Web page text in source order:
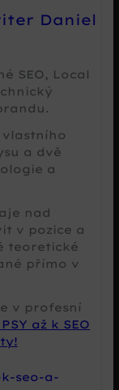
Daniel
SEO, Local
vlastního
a dvě
a
nad
v pozice a
teoretické
přímo v
v profesní
až k SEO
seo-a-